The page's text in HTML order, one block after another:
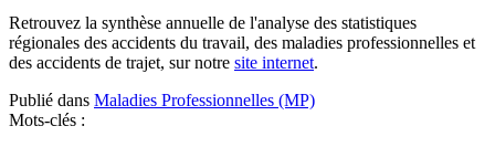
Retrouvez la synthèse annuelle de l'analyse des statistiques
régionales des accidents du travail, des maladies professionnelles et
des accidents de trajet, sur notre site internet.
Publié dans Maladies Professionnelles (MP)
Mots-clés :